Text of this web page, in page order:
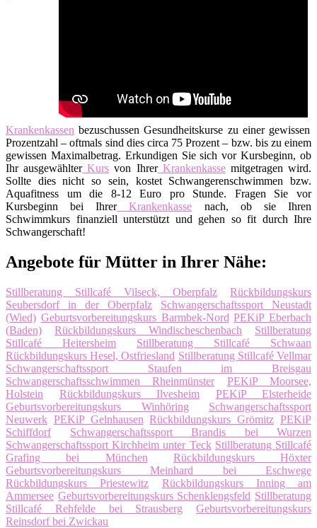
Krankenkassen bezuschussen Gesundheitskurse zu einer gewissen
Prozentzahl – oftmals sind dies circa 75 Prozent – bzw. bis zu einem
gewissen Maximalbetrag. Erkundigen Sie sich vor Kursbeginn, ob
Ihr ausgewählterKurs von IhrerKrankenkassemitgetragen wird.
Sollte dies nicht so sein, kostet Schwangerenschwimmen bzw.
Aquafitness um die 8-12 Euro pro Stunde. Fragen Sie vor
Kursbeginn bei IhrerKrankenkasse nach, ob sie Ihren
Schwimmkurs finanziell unterstützt und gehen so fit durch Ihre
Schwangerschaft!
Angebote für Mütter in Ihrer Nähe:
Stillberatung Stillcafé Vilseck, Oberpfalz
Rückbildungskurs
Seubersdorf in der Oberpfalz
Schwangerschaftssport Neustadt
(Wied) Geburtsvorbereitungskurs Barmbek-Nord PEKiP Eberbach
(Baden)
Rückbildungskurs Windischeschenbach
Stillberatung
Stillcafé Heitersheim
Stillberatung Stillcafé Schwaan
Rückbildungskurs Hesel, Ostfriesland Stillberatung Stillcafé Vellmar
Schwangerschaftssport Staufen im Breisgau
Schwangerschaftsschwimmen Rheinmünster
PEKiP Moorsee,
Holstein
Rückbildungskurs Ilvesheim
PEKiP Elsterheide
Geburtsvorbereitungskurs Winhöring
Schwangerschaftssport
Neuwerk PEKiP Gelnhausen Rückbildungskurs Grömitz PEKiP
Schiffdorf
Schwangerschaftssport Brandis bei Wurzen
Schwangerschaftssport Kirchheim unter Teck Stillberatung Stillcafé
Grafing bei München
Rückbildungskurs Höxter
Geburtsvorbereitungskurs Meinhard bei Eschwege
Rückbildungskurs Priestewitz
Rückbildungskurs Inning am
Ammersee Geburtsvorbereitungskurs Schenklengsfeld Stillberatung
Stillcafé Rehfelde bei Strausberg
Geburtsvorbereitungskurs
Reinsdorf bei Zwickau